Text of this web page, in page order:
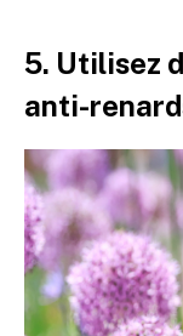
5. Utilisez
anti-